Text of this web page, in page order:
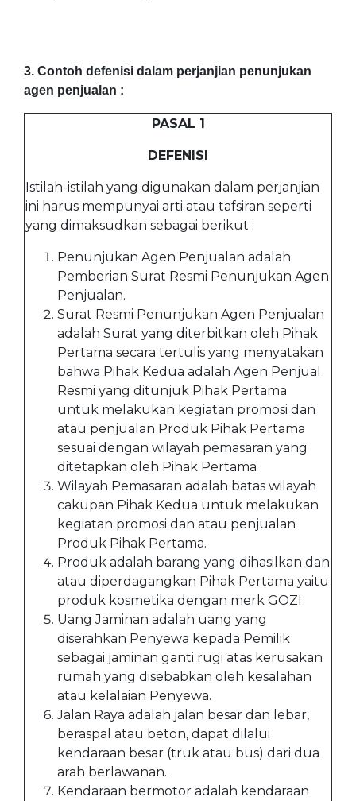
3. Contoh defenisi dalam perjanjian penunjukan
agen penjualan :
PASAL 1
DEFENISI
Istilah-istilah yang digunakan dalam perjanjian
ini harus mempunyai arti atau tafsiran seperti
yang dimaksudkan sebagai berikut :
Penunjukan Agen Penjualan adalah
Pemberian Surat Resmi Penunjukan Agen
Penjualan.
Surat Resmi Penunjukan Agen Penjualan
adalah Surat yang diterbitkan oleh Pihak
Pertama secara tertulis yang menyatakan
bahwa Pihak Kedua adalah Agen Penjual
Resmi yang ditunjuk Pihak Pertama
untuk melakukan kegiatan promosi dan
atau penjualan Produk Pihak Pertama
sesuai dengan wilayah pemasaran yang
ditetapkan oleh Pihak Pertama
Wilayah Pemasaran adalah batas wilayah
cakupan Pihak Kedua untuk melakukan
kegiatan promosi dan atau penjualan
Produk Pihak Pertama.
Produk adalah barang yang dihasilkan dan
atau diperdagangkan Pihak Pertama yaitu
produk kosmetika dengan merk GOZI
Uang Jaminan adalah uang yang
diserahkan Penyewa kepada Pemilik
sebagai jaminan ganti rugi atas kerusakan
rumah yang disebabkan oleh kesalahan
atau kelalaian Penyewa.
Jalan Raya adalah jalan besar dan lebar,
beraspal atau beton, dapat dilalui
kendaraan besar (truk atau bus) dari dua
arah berlawanan.
Kendaraan bermotor adalah kendaraan